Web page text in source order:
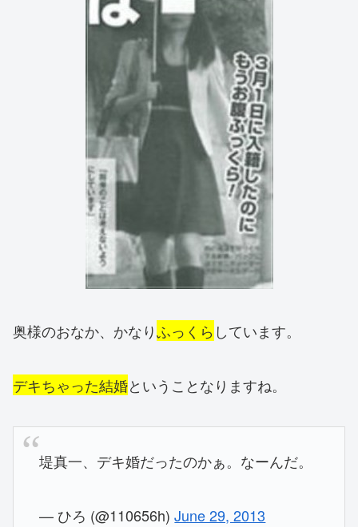
奥様のおなか、かなりふっくら しています。
デキちゃった結婚ということなりますね。
堤真一、デキ婚だったのかぁ。なーんだ。
— ひろ (@110656h)June 29, 2013